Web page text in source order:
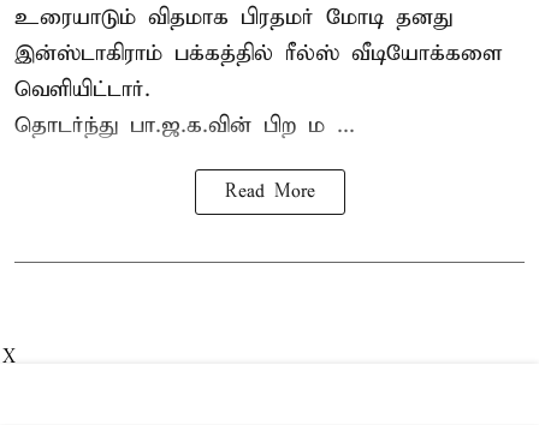
உரையாடும் விதமாக பிரதமர் மோடி தனது
இன்ஸ்டாகிராம் பக்கத்தில் ரீல்ஸ் வீடியோக்களை
வெளியிட்டார்.
தொடர்ந்து பா.ஜ.க.வின் பிற ம ...
Read More
X